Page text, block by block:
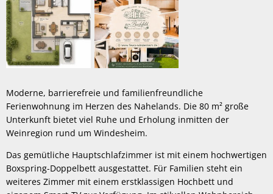
Moderne, barrierefreie und familienfreundliche
Ferienwohnung im Herzen des Nahelands. Die 80 m² große
Unterkunft bietet viel Ruhe und Erholung inmitten der
Weinregion rund um Windesheim.
Das gemütliche Hauptschlafzimmer ist mit einem hochwertigen
Boxspring-Doppelbett ausgestattet. Für Familien steht ein
weiteres Zimmer mit einem erstklassigen Hochbett und